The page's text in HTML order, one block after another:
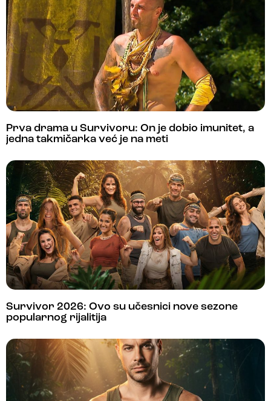
Prva drama u Survivoru: On je dobio imunitet, a
jedna takmičarka već je na meti
Survivor 2026: Ovo su učesnici nove sezone
popularnog rijalitija